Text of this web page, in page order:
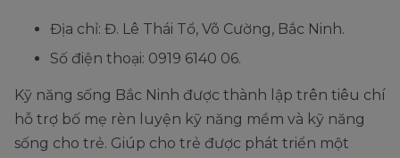
Địa chỉ: Đ. Lê Thái Tổ, Võ Cường, Bắc Ninh.
Số điện thoại: 0919 6140 06.
Kỹ năng sống Bắc Ninh được thành lập trên tiêu chí
hỗ trợ bố mẹ rèn luyện kỹ năng mềm và kỹ năng
sống cho trẻ. Giúp cho trẻ được phát triển một